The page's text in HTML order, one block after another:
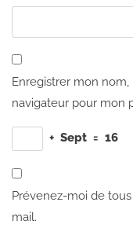
Enregistrer mon
navigateur pour mon
+ Sept = 16
Prévenez-moi de
mail.